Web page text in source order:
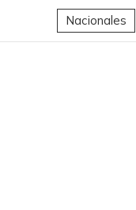
Nacionales